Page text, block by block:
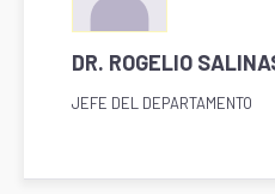
DR. ROGELIO
JEFE DEL DEPARTAMENTO